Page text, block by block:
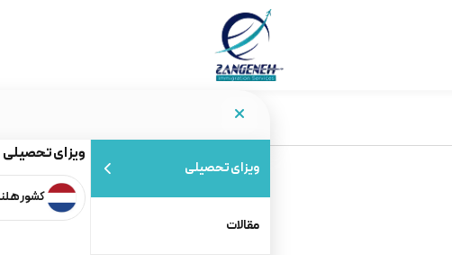
ویزای تحصیلی
مقالات
ویزای تحصیلی
کشور